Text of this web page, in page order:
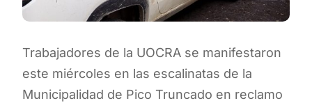
Trabajadores de la UOCRA se manifestaron
este miércoles en las escalinatas de la
Municipalidad de Pico Truncado en reclamo